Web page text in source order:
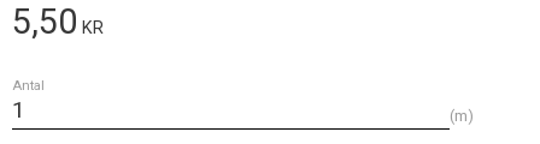
5,50 KR
Antal
m